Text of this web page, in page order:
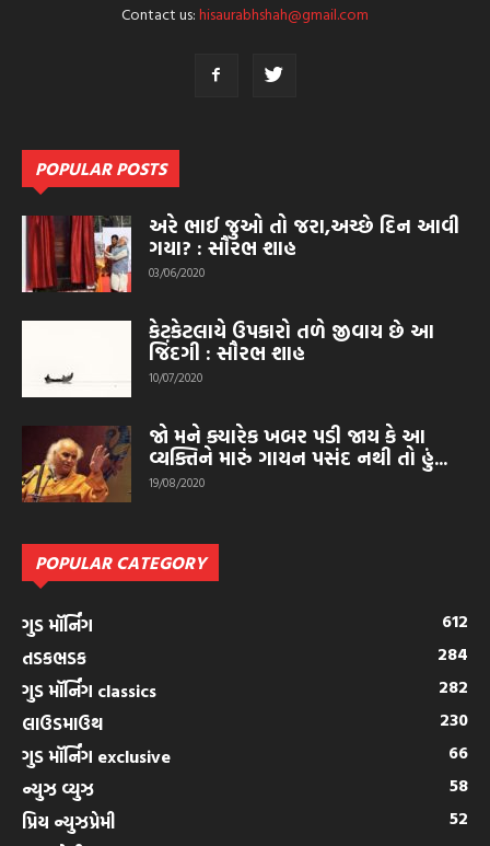
Contact us:hisaurabhshah@gmail.com
POPULAR POSTS
અરે ભાઈ જુઓ તો જરા,અચ્છે દિન આવી
ગયા? : સૌરભ શાહ
03/06/2020
કેટકેટલાયે ઉપકારો તળે જીવાય છે આ
જિંદગી : સૌરભ શાહ
10/07/2020
જો મને ક્યારેક ખબર પડી જાય કે આ
વ્યક્તિને મારું ગાયન પસંદ નથી તો હું...
19/08/2020
POPULAR CATEGORY
ગુડ મૉર્નિંગ
612
તડકભડક
284
ગુડ મૉર્નિંગ classics
282
લાઉડમાઉથ
230
ગુડ મૉર્નિંગ exclusive
66
ન્યુઝ વ્યુઝ
58
પ્રિય ન્યુઝપ્રેમી
52